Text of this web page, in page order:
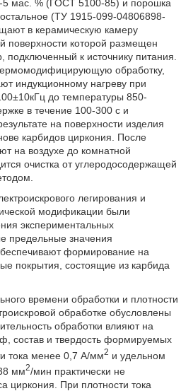
5 мас. % (ГОСТ 5100-85) и порошка
(ТУ 1915-099-04806898-
в керамическую камеру
поверхности которой размещен
к источнику питания.
обработку,
индукционному нагреву при
до температуры 850-
в течение 100-300 с и
на поверхности изделия
карбидов циркония. После
на воздухе до комнатной
очистка от углеродосодержащей
легирования и
модификации были
экспериментальных
предельные значения
формирование на
покрытия, состоящие из карбида
времени обработки и плотности
обработке обусловлены
обработки влияют на
состав и твердость формируемых
тока менее 0,7 А/мм2 и удельном
мм2/мин практически не
циркония. При плотности тока